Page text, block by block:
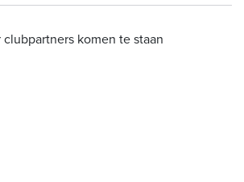
komen te staan